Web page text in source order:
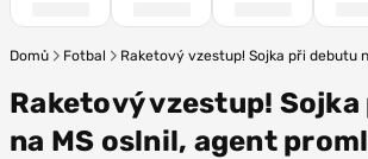
Domů Fotbal Raketový vzestup! Sojka při debutu
Raketový vzestup!
na MS oslnil, agent